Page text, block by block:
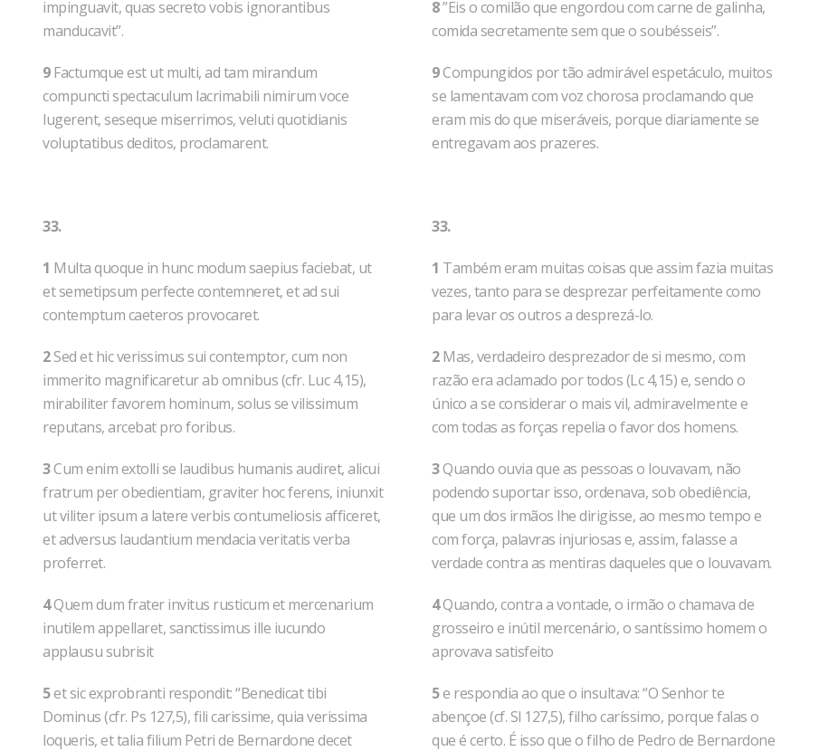
impinguavit, quas secreto vobis ignorantibus
manducavit”.
9Factumque est ut multi, ad tam mirandum
compuncti spectaculum lacrimabili nimirum voce
lugerent, seseque miserrimos, veluti quotidianis
voluptatibus deditos, proclamarent.
33.
1 Multa quoque in hunc modum saepius faciebat, ut
et semetipsum perfecte contemneret, et ad sui
contemptum caeteros provocaret.
2Sed et hic verissimus sui contemptor, cum non
immerito magnificaretur ab omnibus (cfr. Luc 4,15),
mirabiliter favorem hominum, solus se vilissimum
reputans, arcebat pro foribus.
3Cum enim extolli se laudibus humanis audiret, alicui
fratrum per obedientiam, graviter hoc ferens, iniunxit
ut viliter ipsum a latere verbis contumeliosis afficeret,
et adversus laudantium mendacia veritatis verba
proferret.
4Quem dum frater invitus rusticum et mercenarium
inutilem appellaret, sanctissimus ille iucundo
applausu subrisit
5et sic exprobranti respondit: “Benedicat tibi
Dominus (cfr. Ps 127,5), fili carissime, quia verissima
loqueris, et talia filium Petri de Bernardone decet
8”Eis o comilão que engordou com carne de galinha,
comida secreta­mente sem que o soubésseis”.
9Compungidos por tão admirável espetáculo, muitos
se lamentavam com voz chorosa proclamando que
eram mis do que miseráveis, porque diariamente se
en­tregavam aos prazeres.
33.
1 Também eram muitas coisas que assim fazia muitas
vezes, tanto para se desprezar perfeitamente como
para levar os outros a desprezá-lo.
2Mas, verdadeiro desprezador de si mesmo, com
razão era aclamado por todos (Lc 4,15) e, sendo o
único a se considerar o mais vil, admiravelmente e
com todas as forças repelia o favor dos ho­mens.
3Quando ouvia que as pessoas o louvavam, não
podendo suportar isso, ordenava, sob obediência,
que um dos irmãos lhe dirigisse, ao mesmo tempo e
com força, palavras injuriosas e, as­sim, falasse a
verdade contra as mentiras daqueles que o louva­vam.
4Quando, contra a vontade, o irmão o chamava de
grosseiro e inútil mercenário, o santíssimo homem o
aprovava satisfeito
5e respondia ao que o insultava: “O Senhor te
abençoe (cf. Sl 127,5), filho caríssimo, porque falas o
que é certo. É isso que o filho de Pedro de Bernardone